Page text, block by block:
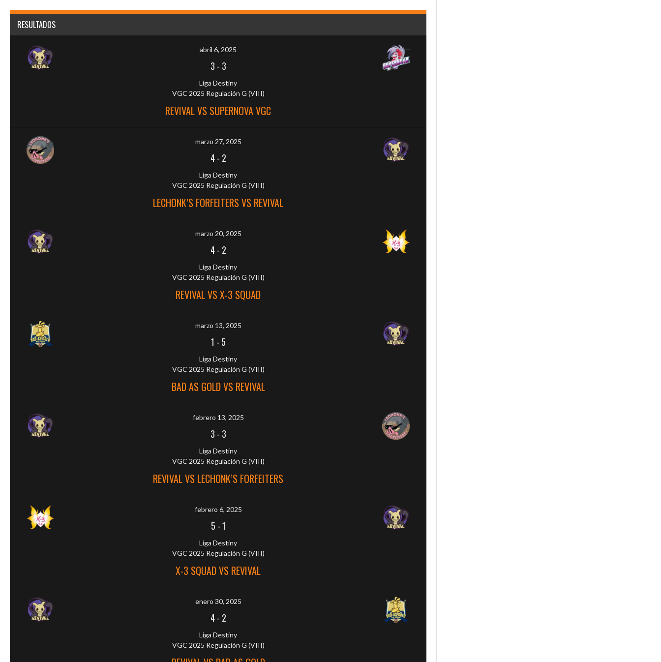
RESULTADOS
abril 6, 2025
3 - 3
Liga Destiny
VGC 2025 Regulación G (VIII)
REVIVAL VS SUPERNOVA VGC
marzo 27, 2025
4- 2
Liga Destiny
VGC 2025 Regulación G (VIII)
LECHONK’S FORFEITERS VS REVIVAL
marzo 20, 2025
4- 2
Liga Destiny
VGC 2025 Regulación G (VIII)
REVIVAL VS X-3 SQUAD
marzo 13, 2025
1 - 5
Liga Destiny
VGC 2025 Regulación G (VIII)
BAD AS GOLD VS REVIVAL
febrero 13, 2025
3 - 3
Liga Destiny
VGC 2025 Regulación G (VIII)
REVIVAL VS LECHONK’S FORFEITERS
febrero 6, 2025
5 -1
Liga Destiny
VGC 2025 Regulación G (VIII)
X-3 SQUAD VS REVIVAL
enero 30, 2025
4- 2
Liga Destiny
VGC 2025 Regulación G (VIII)